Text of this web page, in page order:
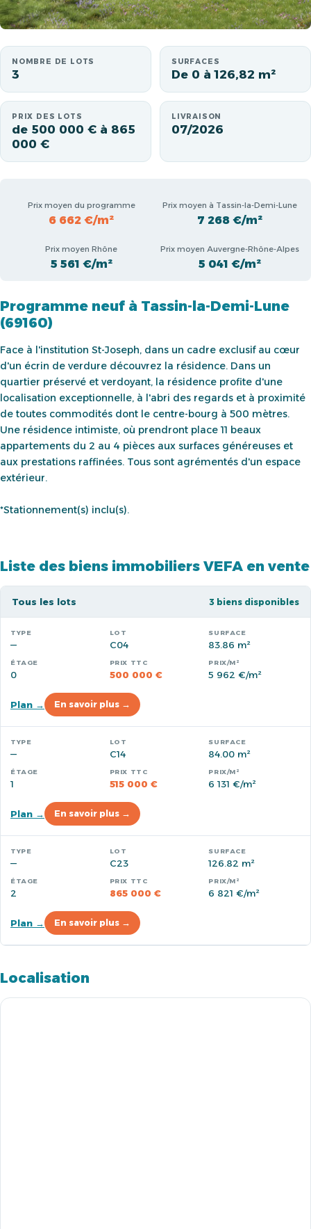
NOMBRE DE LOTS
3
SURFACES
De 0 à 126,82 m²
PRIX DES LOTS
de 500 000 € à 865
000 €
LIVRAISON
07/2026
Prix moyen du programme
6 662 €/m²
Prix moyen à Tassin-la-Demi-Lune
7 268 €/m²
Prix moyen Rhône
5 561 €/m²
Prix moyen Auvergne-Rhône-Alpes
5 041 €/m²
Programme neuf à Tassin-la-Demi-Lune
(69160)
Face à l'institution St-Joseph, dans un cadre exclusif au cœur
d'un écrin de verdure découvrez la résidence. Dans un
quartier préservé et verdoyant, la résidence profite d'une
localisation exceptionnelle, à l'abri des regards et à proximité
de toutes commodités dont le centre-bourg à 500 mètres.
Une résidence intimiste, où prendront place 11 beaux
appartements du 2 au 4 pièces aux surfaces généreuses et
aux prestations raffinées. Tous sont agrémentés d'un espace
extérieur.
*Stationnement(s) inclu(s).
Liste des biens immobiliers VEFA en vente
Tous les lots 3 biens disponibles
— C04 83.86 m²
0 500 000 € 5 962 €/m²
Plan → En savoir plus →
— C14 84.00 m²
1 515 000 € 6 131 €/m²
Plan → En savoir plus →
— C23 126.82 m²
2 865 000 € 6 821 €/m²
Plan → En savoir plus →
Localisation